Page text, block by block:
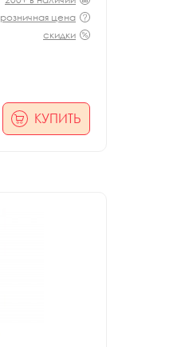
розничная цена
скидки
КУПИТЬ